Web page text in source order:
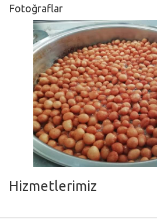
Fotoğraflar
Hizmetlerimiz